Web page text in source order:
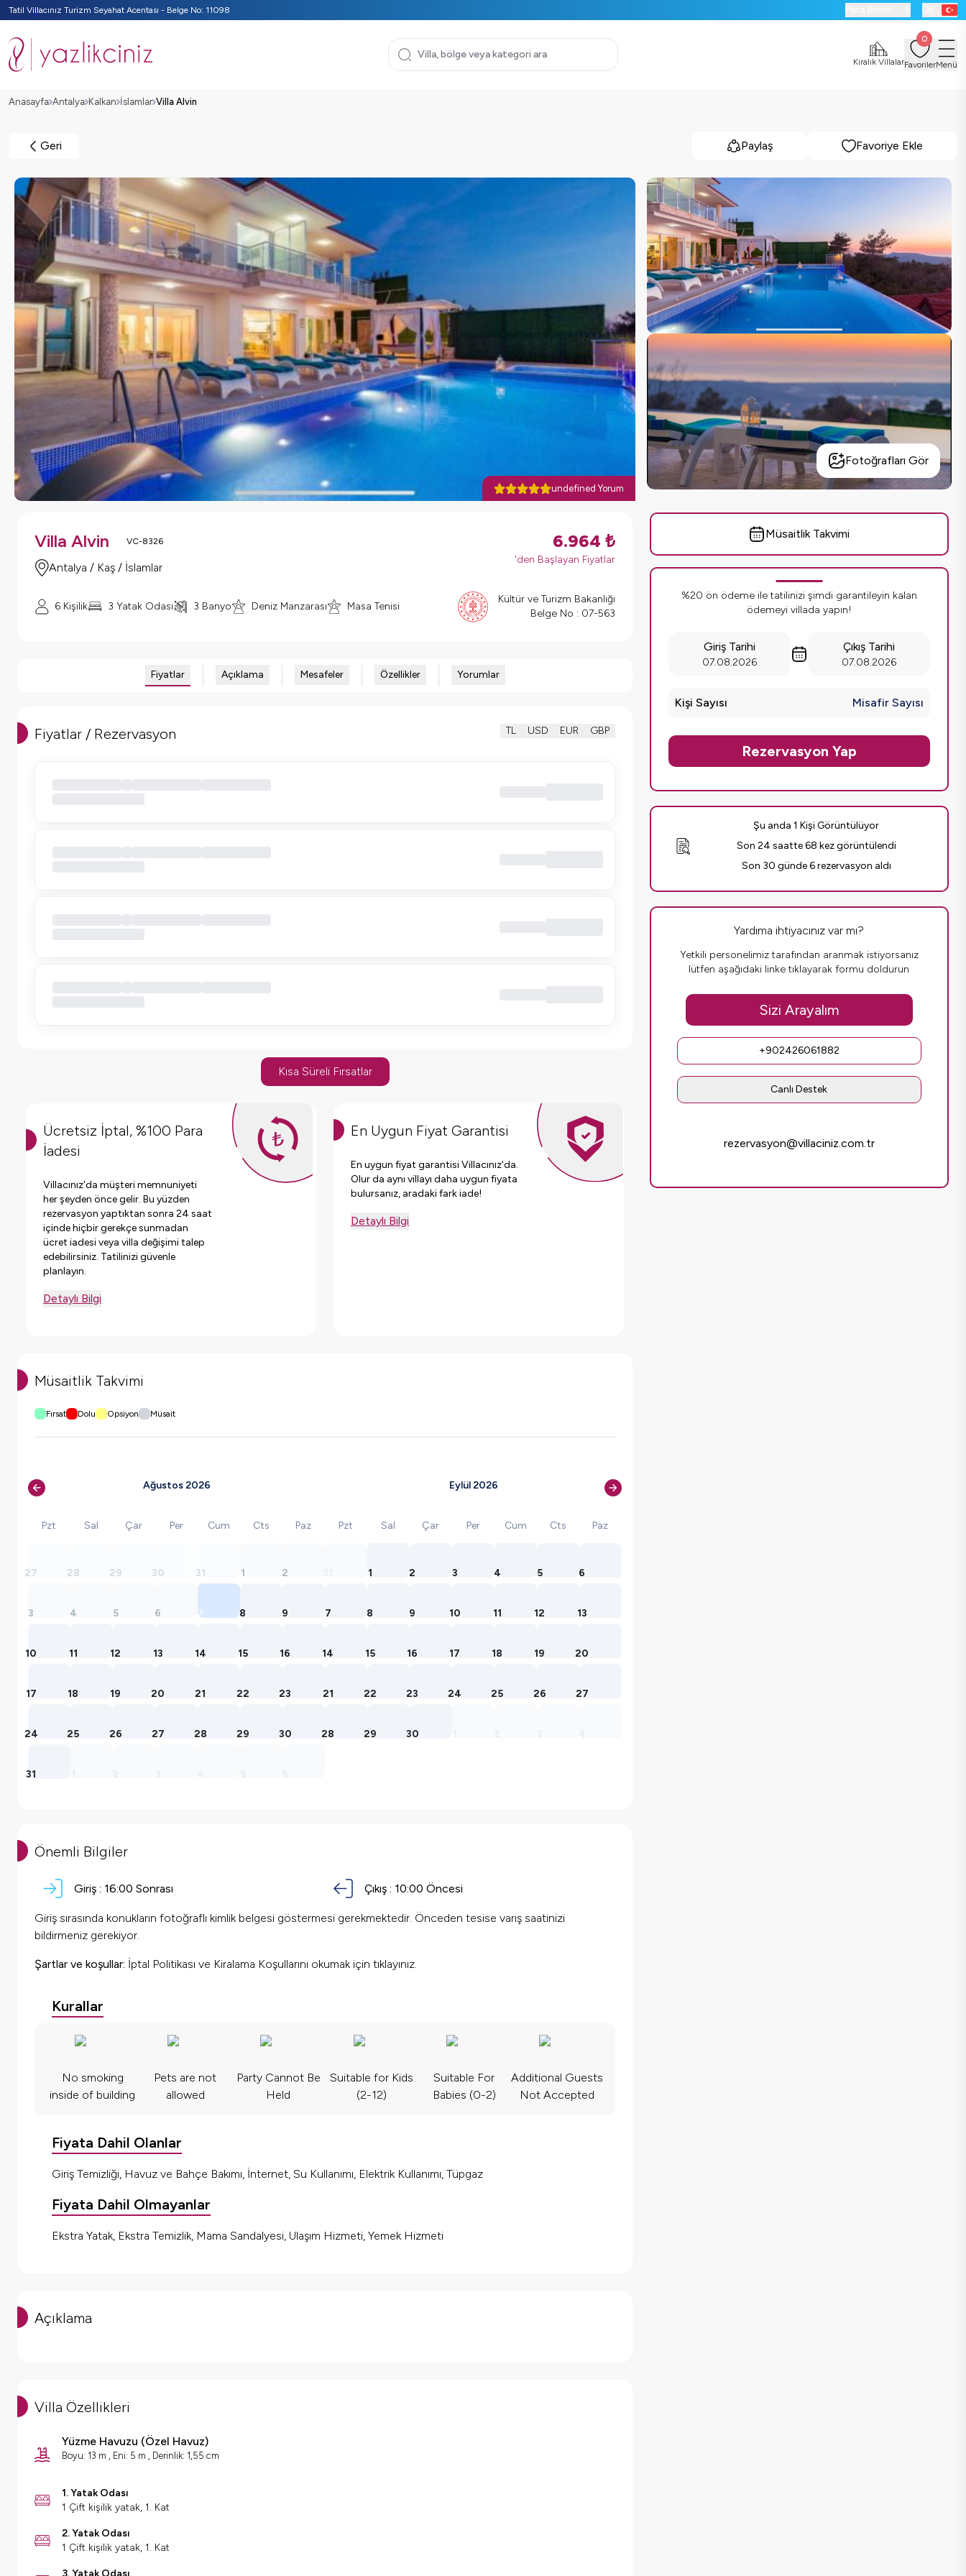
Tatil Villacınız Turizm Seyahat Acentası - Belge No: 11098
Kiralık Villalar
0
FavorilerMenü
Anasayfa Antalya Kalkan İslamlar Villa Alvin
Geri Paylaş Favoriye Ekle
undefined Yorum
Fotoğrafları Gör
Villa Alvin VC-8326
Antalya / Kaş / İslamlar
6.964 ₺
'den Başlayan Fiyatlar
6 Kişilik 3 Yatak Odası 3 Banyo Deniz Manzarası Masa Tenisi
Kültür ve Turizm Bakanlığı
Belge No : 07-563
Fiyatlar Açıklama Mesafeler Özellikler Yorumlar
Fiyatlar / Rezervasyon TL USD EUR GBP
Kısa Süreli Fırsatlar
Ücretsiz İptal, %100 Para
İadesi
Villacınız'da müşteri memnuniyeti
her şeyden önce gelir. Bu yüzden
rezervasyon yaptıktan sonra 24 saat
içinde hiçbir gerekçe sunmadan
ücret iadesi veya villa değişimi talep
edebilirsiniz. Tatilinizi güvenle
planlayın.
Detaylı Bilgi
En Uygun Fiyat Garantisi
En uygun fiyat garantisi Villacınız'da.
Olur da aynı villayı daha uygun fiyata
bulursanız, aradaki fark iade!
Detaylı Bilgi
Müsaitlik Takvimi
Fırsat Dolu Opsiyon Müsait
Ağustos 2026
Pzt Sal Çar Per Cum Cts Paz
27 28 29 30 31 1 2
3 4 5 6 7 8 9
10 11 12 13 14 15 16
17 18 19 20 21 22 23
24 25 26 27 28 29 30
31
Eylül 2026
Pzt Sal Çar Per Cum Cts Paz
1 2 3 4 5 6
7 8 9 10 11 12 13
14 15 16 17 18 19 20
21 22 23 24 25 26 27
28 29 30
Önemli Bilgiler
Giriş : 16:00 Sonrası Çıkış : 10:00 Öncesi
Giriş sırasında konukların fotoğraflı kimlik belgesi göstermesi gerekmektedir. Önceden tesise varış saatinizi
bildirmeniz gerekiyor.
Şartlar ve koşullar: İptal Politikası ve Kiralama Koşullarını okumak için tıklayınız.
Kurallar
No smoking
inside of building
Pets are not
allowed
Party Cannot Be
Held
Suitable for Kids
(2-12)
Suitable For
Babies (0-2)
Additional Guests
Not Accepted
Fiyata Dahil Olanlar
Giriş Temizliği, Havuz ve Bahçe Bakımı, İnternet, Su Kullanımı, Elektrik Kullanımı, Tüpgaz
Fiyata Dahil Olmayanlar
Ekstra Yatak, Ekstra Temizlik, Mama Sandalyesi, Ulaşım Hizmeti, Yemek Hizmeti
Açıklama
Villa Özellikleri
Yüzme Havuzu (Özel Havuz)
Boyu: 13 m , Eni: 5 m , Derinlik: 1,55 cm
1. Yatak Odası
1 Çift kişilik yatak, 1. Kat
2. Yatak Odası
1 Çift kişilik yatak, 1. Kat
3. Yatak Odası
Müsaitlik Takvimi
%20 ön ödeme ile tatilinizi şimdi garantileyin kalan
ödemeyi villada yapın!
Giriş Tarihi
07.08.2026
Çıkış Tarihi
07.08.2026
Kişi Sayısı Misafir Sayısı
Rezervasyon Yap
Şu anda 1 Kişi Görüntülüyor
Son 24 saatte 68 kez görüntülendi
Son 30 günde 6 rezervasyon aldı
Yardıma ihtiyacınız var mı?
Yetkili personelimiz tarafından aranmak istiyorsanız
lütfen aşağıdaki linke tıklayarak formu doldurun
Sizi Arayalım
+902426061882
Canlı Destek
rezervasyon@villaciniz.com.tr